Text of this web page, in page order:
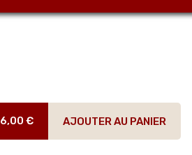
6,00 € AJOUTER AU PANIER